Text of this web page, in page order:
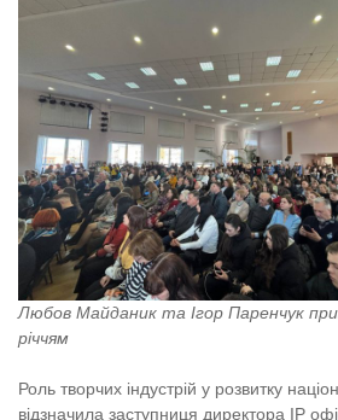
Любов Майданик та Ігор Паренчук
річчям
Роль творчих індустрій у розвитку
відзначила заступниця директора ІР